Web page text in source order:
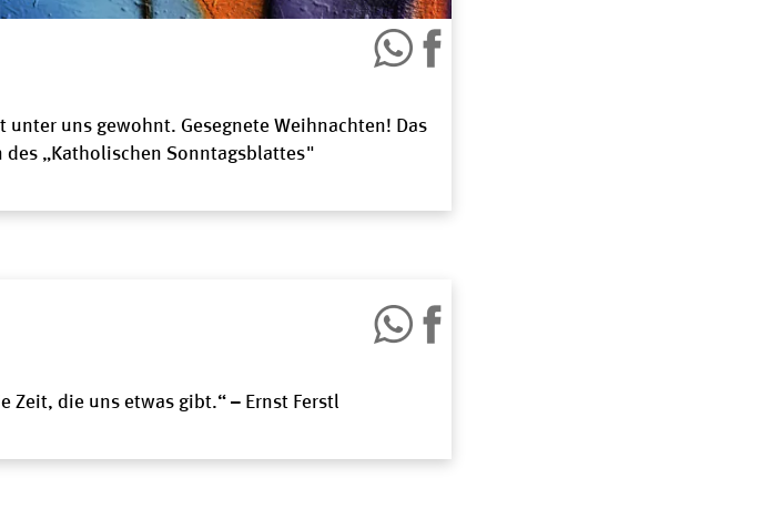
uns gewohnt. Gesegnete Weihnachten! Das
„Katholischen Sonntagsblattes"
Zeit, die uns etwas gibt.“ – Ernst Ferstl